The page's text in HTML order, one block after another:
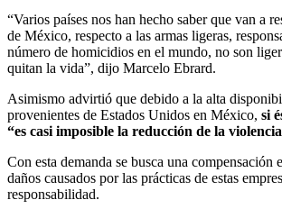
“Varios países nos han hecho saber que van a
de México, respecto a las armas ligeras,
número de homicidios en el mundo, no son
quitan la vida”, dijo Marcelo Ebrard.
Asimismo advirtió que debido a la alta
provenientes de Estados Unidos en México, si
“es casi imposible la reducción de la
Con esta demanda se busca una compensación
daños causados por las prácticas de estas
responsabilidad.